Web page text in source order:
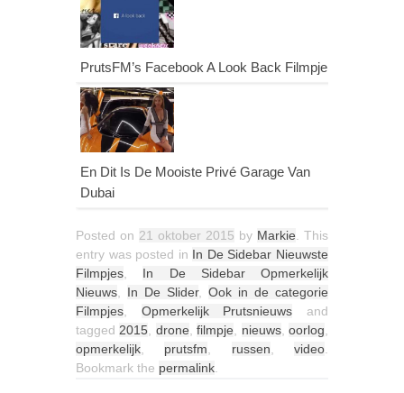
PrutsFM’s Facebook A Look Back Filmpje
En Dit Is De Mooiste Privé Garage Van
Dubai
Posted on 21 oktober 2015 by Markie . This
entry was posted in In De Sidebar Nieuwste
Filmpjes
In De Sidebar Opmerkelijk
Nieuws
In De Slider, Ook in de categorie
Filmpjes
Opmerkelijk Prutsnieuws and
tagged 2015 drone ,filmpje nieuws,oorlog
opmerkelijk
prutsfm russen ,video
Bookmark the permalink